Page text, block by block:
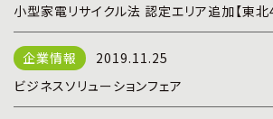
小型家電リサイクル法 認定エリア追加【東北
2019.11.25
ビジネスソリューションフェア